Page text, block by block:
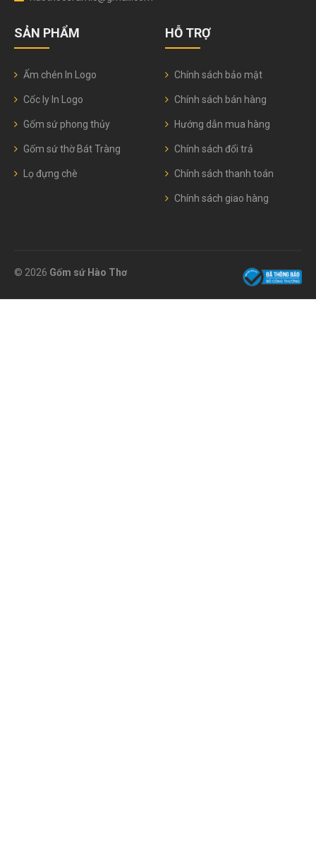
SẢN PHẨM
Ấm chén In Logo
Cốc ly In Logo
Gốm sứ phong thủy
Gốm sứ thờ Bát Tràng
Lọ đựng chè
HỖ TRỢ
Chính sách bảo mật
Chính sách bán hàng
Hướng dẫn mua hàng
Chính sách đổi trả
Chính sách thanh toán
Chính sách giao hàng
© 2026 Gốm sứ Hào Thơ